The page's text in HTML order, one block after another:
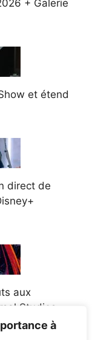
à
+ Galerie
et étend
direct de
aux
Studios